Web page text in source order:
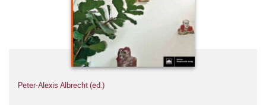
Peter-Alexis Albrecht (ed.)